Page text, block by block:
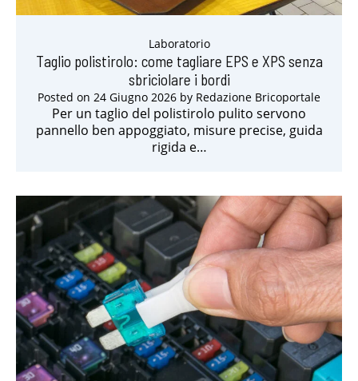
Laboratorio
Taglio polistirolo: come tagliare EPS e XPS senza
sbriciolare i bordi
Posted on 24 Giugno 2026 by Redazione Bricoportale
Per un taglio del polistirolo pulito servono
pannello ben appoggiato, misure precise, guida
rigida e…